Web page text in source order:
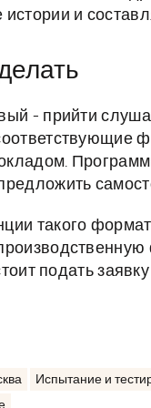
и
- прийти
такого
подать
Испытание и